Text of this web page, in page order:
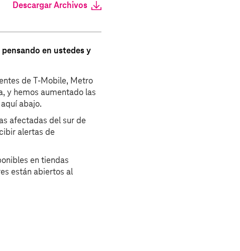
Descargar Archivos
en ustedes y
de T‑Mobile, Metro
y hemos aumentado las
abajo.
afectadas del sur de
alertas de
en tiendas
están abiertos al